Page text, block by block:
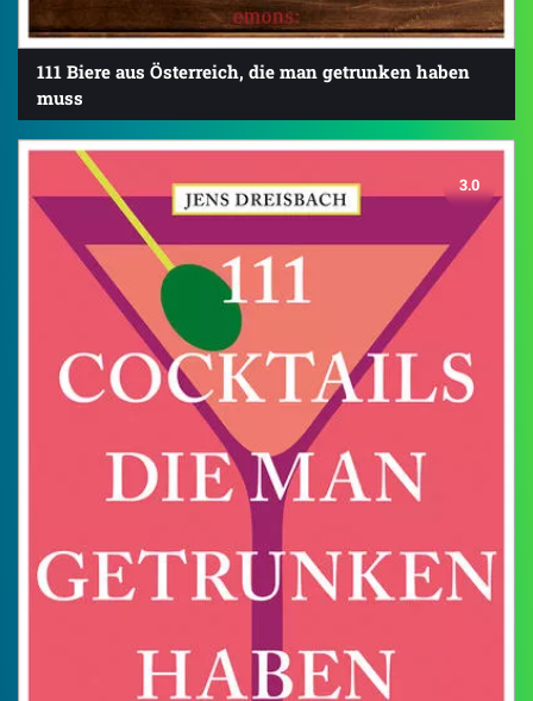
111 Biere aus Österreich, die man getrunken haben
muss
3.0